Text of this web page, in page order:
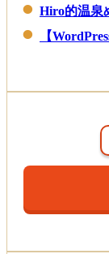
Hiro的温泉
【